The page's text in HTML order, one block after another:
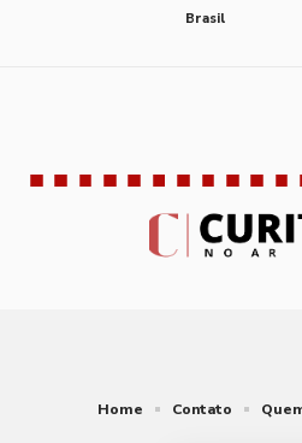
Brasil
Home Contato